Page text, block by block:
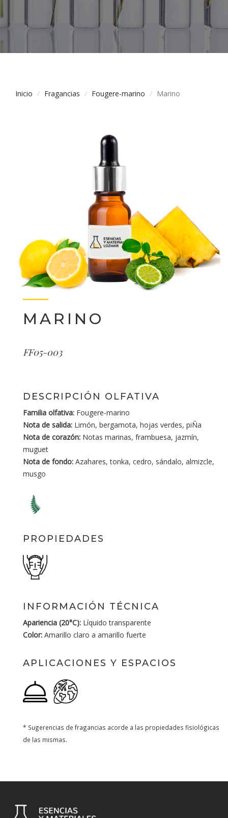
Inicio Fragancias Fougere-marino Marino
MARINO
FF05-003
DESCRIPCIÓN OLFATIVA
Familia olfativa: Fougere-marino
Nota de salida: Limón, bergamota, hojas verdes, piÑa
Nota de corazón: Notas marinas, frambuesa, jazmín,
muguet
Nota de fondo: Azahares, tonka, cedro, sándalo, almizcle,
musgo
PROPIEDADES
INFORMACIÓN TÉCNICA
Apariencia (20°C): Líquido transparente
Color: Amarillo claro a amarillo fuerte
APLICACIONES Y ESPACIOS
* Sugerencias de fragancias acorde a las propiedades fisiológicas
de las mismas.